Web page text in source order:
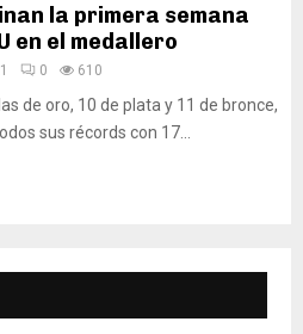
la primera semana
en el medallero
0 610
de oro, 10 de plata y 11 de bronce,
sus récords con 17...